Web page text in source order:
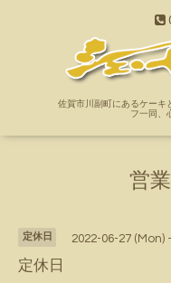
佐賀市川副町にあるケーキ
フ一同、
営
定休日 2022-06-27 (Mon)
定休日